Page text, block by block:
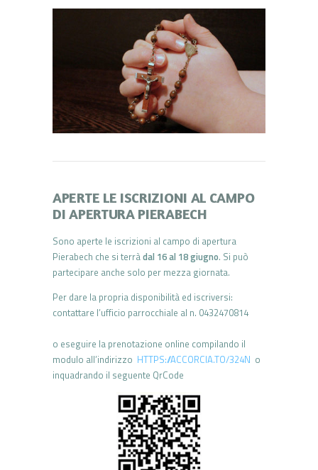
APERTE LE ISCRIZIONI AL CAMPO
DI APERTURA PIERABECH
Sono aperte le iscrizioni al campo di apertura
Pierabech che si terràdal 16 al 18 giugno. Si può
partecipare anche solo per mezza giornata.
Per dare la propria disponibilità ed iscriversi:
contattare l’ufficio parrocchiale al n. 0432470814
o eseguire la prenotazione online compilando il
modulo all’indirizzo HTTPS://ACCORCIA.TO/324N o
inquadrando il seguente QrCode